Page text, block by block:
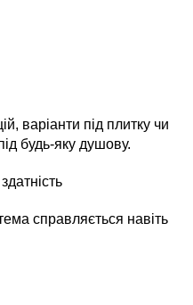
варіанти під плитку чи
будь-яку душову.
справляється навіть